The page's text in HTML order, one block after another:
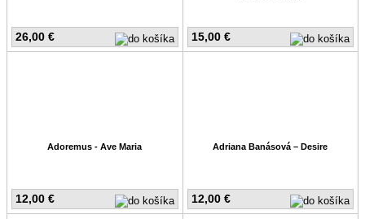
26,00 € 15,00 €
12,00 €
Adoremus - Ave Maria
12,00 €
Adriana Banásová – Desire